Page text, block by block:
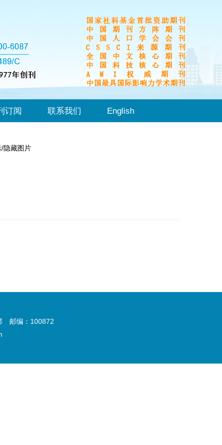
订阅 联系我们 English
/隐藏图片
邮编：100872